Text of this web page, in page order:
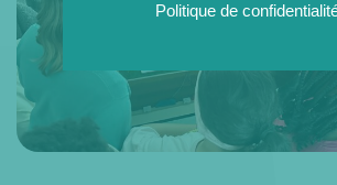
Politique de